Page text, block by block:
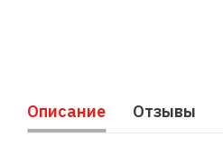
Описание Отзывы